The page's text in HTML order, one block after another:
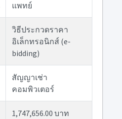
แพทย์
วิธีประกวดราคา
อิเล็กทรอนิกส์ (e-
bidding)
สัญญาเช่า
คอมพิวเตอร์
1,747,656.00 บาท